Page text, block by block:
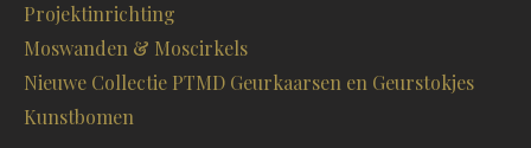
Projektinrichting
Moswanden & Moscirkels
Nieuwe Collectie PTMD Geurkaarsen en Geurstokjes
Kunstbomen